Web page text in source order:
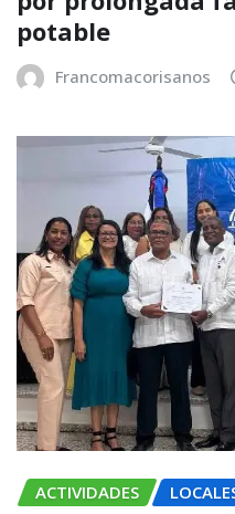
potable
Francomacorisanos
ACTIVIDADES